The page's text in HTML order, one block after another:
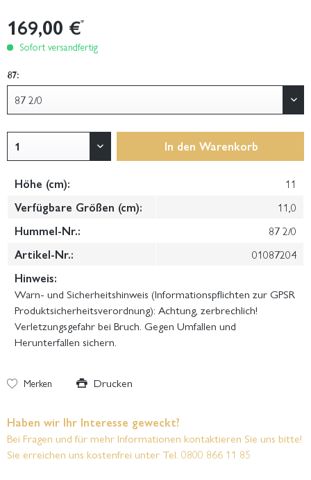
169,00 €*
Sofort versandfertig
87:
In den Warenkorb
Höhe (cm):
11
Verfügbare Größen (cm):
11,0
Hummel-Nr.:
87 2/0
Artikel-Nr.:
01087204
Hinweis:
Warn- und Sicherheitshinweis (Informationspflichten zur GPSR
Produktsicherheitsverordnung): Achtung, zerbrechlich!
Verletzungsgefahr bei Bruch. Gegen Umfallen und
Herunterfallen sichern.
Merken Drucken
Haben wir Ihr Interesse geweckt?
Bei Fragen und für mehr Informationen kontaktieren Sie uns bitte!
Sie erreichen uns kostenfrei unter Tel. 0800 866 11 85